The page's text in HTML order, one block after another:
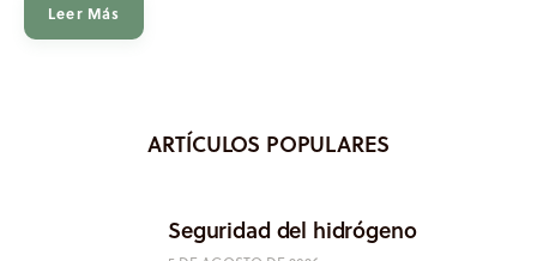
Leer Más
ARTÍCULOS POPULARES
Seguridad del hidrógeno